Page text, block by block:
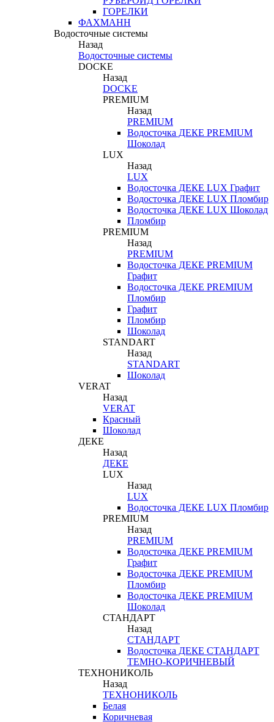
ГОРЕЛКИ
ФАХМАНН
Водосточные системы
Назад
Водосточные системы
DOCKE
Назад
DOCKE
PREMIUM
Назад
PREMIUM
Водосточка ДЕКЕ PREMIUM
Шоколад
LUX
Назад
LUX
Водосточка ДЕКЕ LUX Графит
Водосточка ДЕКЕ LUX Пломбир
Водосточка ДЕКЕ LUX Шоколад
Пломбир
PREMIUM
Назад
PREMIUM
Водосточка ДЕКЕ PREMIUM
Графит
Водосточка ДЕКЕ PREMIUM
Пломбир
Графит
Пломбир
Шоколад
STANDART
Назад
STANDART
Шоколад
VERAT
Назад
VERAT
Красный
Шоколад
ДЕКЕ
Назад
ДЕКЕ
LUX
Назад
LUX
Водосточка ДЕКЕ LUX Пломбир
PREMIUM
Назад
PREMIUM
Водосточка ДЕКЕ PREMIUM
Графит
Водосточка ДЕКЕ PREMIUM
Пломбир
Водосточка ДЕКЕ PREMIUM
Шоколад
СТАНДАРТ
Назад
СТАНДАРТ
Водосточка ДЕКЕ СТАНДАРТ
ТЕМНО-КОРИЧНЕВЫЙ
ТЕХНОНИКОЛЬ
Назад
ТЕХНОНИКОЛЬ
Белая
Коричневая